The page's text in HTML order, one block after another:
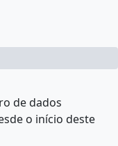
de dados
o início deste